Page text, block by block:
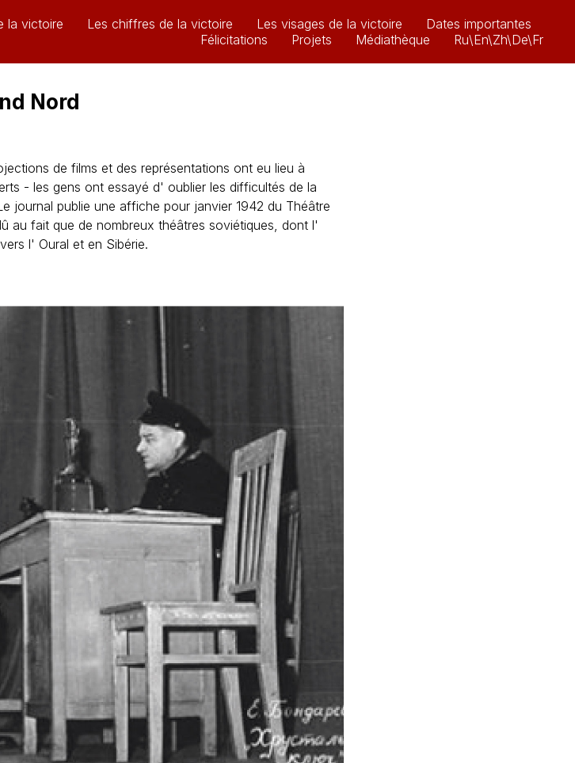
la victoire Les chiffres de la victoire Les visages de la victoire
Dates importantes
Félicitations
Projets Médiathèque Ru\En\Zh\De\Fr
Nord
de films et des représentations ont eu lieu à
- les gens ont essayé d' oublier les difficultés de la
journal publie une affiche pour janvier 1942 du Théâtre
au fait que de nombreux théâtres soviétiques, dont l'
l' Oural et en Sibérie.